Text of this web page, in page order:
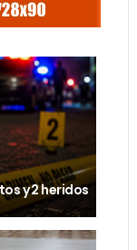
y 2 heridos